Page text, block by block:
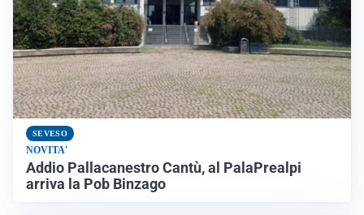
SEVESO
NOVITA'
Addio Pallacanestro Cantù, al PalaPrealpi
arriva la Pob Binzago